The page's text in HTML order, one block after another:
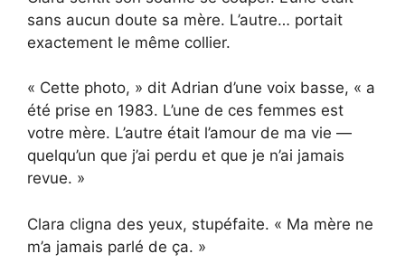
sans aucun doute sa mère. L’autre… portait
exactement le même collier.
« Cette photo, » dit Adrian d’une voix basse, « a
été prise en 1983. L’une de ces femmes est
votre mère. L’autre était l’amour de ma vie —
quelqu’un que j’ai perdu et que je n’ai jamais
revue. »
Clara cligna des yeux, stupéfaite. « Ma mère ne
m’a jamais parlé de ça. »